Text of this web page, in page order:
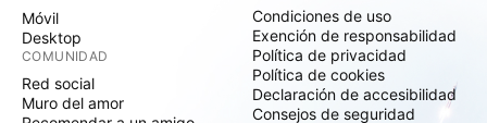
Móvil
Desktop
COMUNIDAD
Red social
Muro del amor
Condiciones de uso
Exención de responsabilidad
Política de privacidad
Política de cookies
Declaración de accesibilidad
Consejos de seguridad